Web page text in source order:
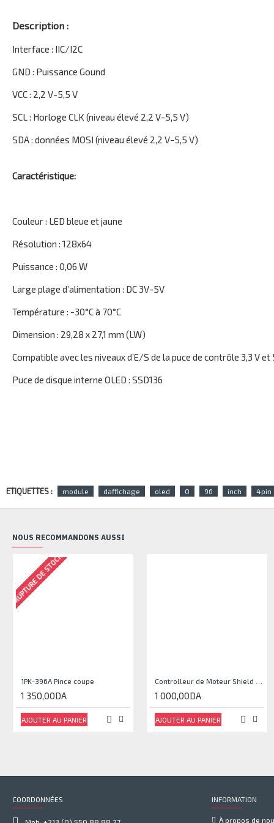
Description :
Interface : IIC/I2C
GND : Puissance Gound
VCC : 2,2 V-5,5 V
SCL : Horloge CLK (niveau élevé 2,2 V-5,5 V)
SDA : données MOSI (niveau élevé 2,2 V-5,5 V)
Caractéristique:
Couleur : LED bleue et jaune
Résolution : 128x64
Puissance : 0,06 W
Large plage d’alimentation : DC 3V-5V
Température : -30°C à 70°C
Dimension : 29,28 x 27,1 mm (LW)
Compatible avec les niveaux d’E/S de la puce de contrôle 3,3 V et
Puce de disque interne OLED : SSD136
ETIQUETTES : module daffichage oled 0 96 inch 4pin
NOUS RECOMMANDONS AUSSI
RUPTURE DE STOCK
1PK-396A Pince coupe
1 350,00DA
AJOUTER AU PANIER
1 000,00DA
AJOUTER AU PANIER
COORDONNÉES INFORMATION
À propos de